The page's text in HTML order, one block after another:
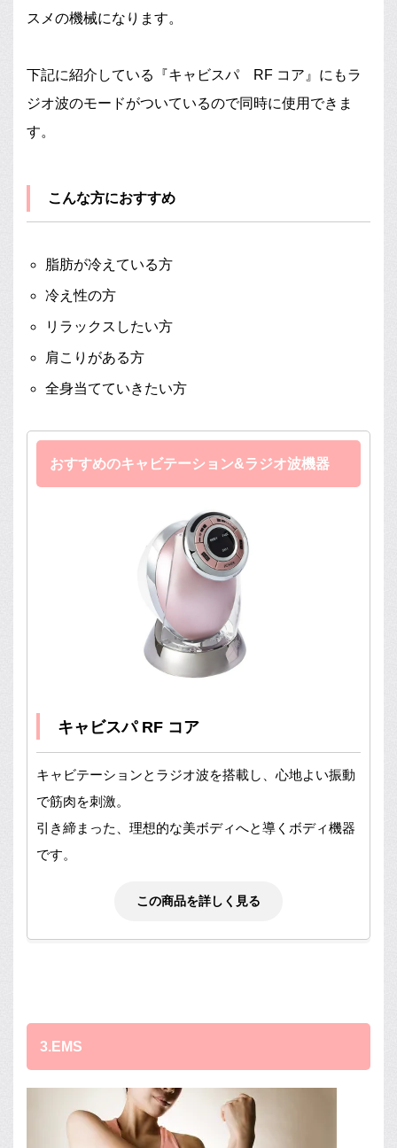
スメの機械になります。
下記に紹介している『キャビスパ RF コア』にもラ
ジオ波のモードがついているので同時に使用できま
す。
こんな方におすすめ
脂肪が冷えている方
冷え性の方
リラックスしたい方
肩こりがある方
全身当てていきたい方
おすすめのキャビテーション&ラジオ波機器
キャビスパ RF コア
キャビテーションとラジオ波を搭載し、心地よい振動
で筋肉を刺激。
引き締まった、理想的な美ボディへと導くボディ機器
です。
この商品を詳しく見る
3.EMS